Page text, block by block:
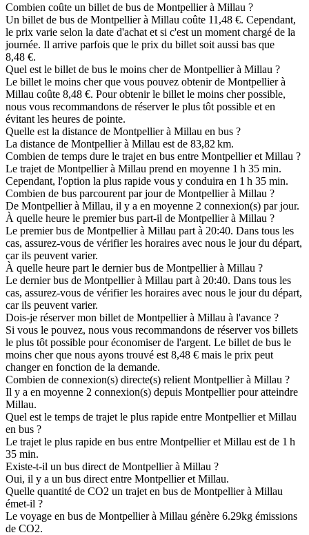
Combien coûte un billet de bus de Montpellier à Millau ?
Un billet de bus de Montpellier à Millau coûte 11,48 €. Cependant,
le prix varie selon la date d'achat et si c'est un moment chargé de la
journée. Il arrive parfois que le prix du billet soit aussi bas que
8,48 €.
Quel est le billet de bus le moins cher de Montpellier à Millau ?
Le billet le moins cher que vous pouvez obtenir de Montpellier à
Millau coûte 8,48 €. Pour obtenir le billet le moins cher possible,
nous vous recommandons de réserver le plus tôt possible et en
évitant les heures de pointe.
Quelle est la distance de Montpellier à Millau en bus ?
La distance de Montpellier à Millau est de 83,82 km.
Combien de temps dure le trajet en bus entre Montpellier et Millau ?
Le trajet de Montpellier à Millau prend en moyenne 1 h 35 min.
Cependant, l'option la plus rapide vous y conduira en 1 h 35 min.
Combien de bus parcourent par jour de Montpellier à Millau ?
De Montpellier à Millau, il y a en moyenne 2 connexion(s) par jour.
À quelle heure le premier bus part-il de Montpellier à Millau ?
Le premier bus de Montpellier à Millau part à 20:40. Dans tous les
cas, assurez-vous de vérifier les horaires avec nous le jour du départ,
car ils peuvent varier.
À quelle heure part le dernier bus de Montpellier à Millau ?
Le dernier bus de Montpellier à Millau part à 20:40. Dans tous les
cas, assurez-vous de vérifier les horaires avec nous le jour du départ,
car ils peuvent varier.
Dois-je réserver mon billet de Montpellier à Millau à l'avance ?
Si vous le pouvez, nous vous recommandons de réserver vos billets
le plus tôt possible pour économiser de l'argent. Le billet de bus le
moins cher que nous ayons trouvé est 8,48 € mais le prix peut
changer en fonction de la demande.
Combien de connexion(s) directe(s) relient Montpellier à Millau ?
Il y a en moyenne 2 connexion(s) depuis Montpellier pour atteindre
Millau.
Quel est le temps de trajet le plus rapide entre Montpellier et Millau
en bus ?
Le trajet le plus rapide en bus entre Montpellier et Millau est de 1 h
35 min.
Existe-t-il un bus direct de Montpellier à Millau ?
Oui, il y a un bus direct entre Montpellier et Millau.
Quelle quantité de CO2 un trajet en bus de Montpellier à Millau
émet-il ?
Le voyage en bus de Montpellier à Millau génère 6.29kg émissions
de CO2.